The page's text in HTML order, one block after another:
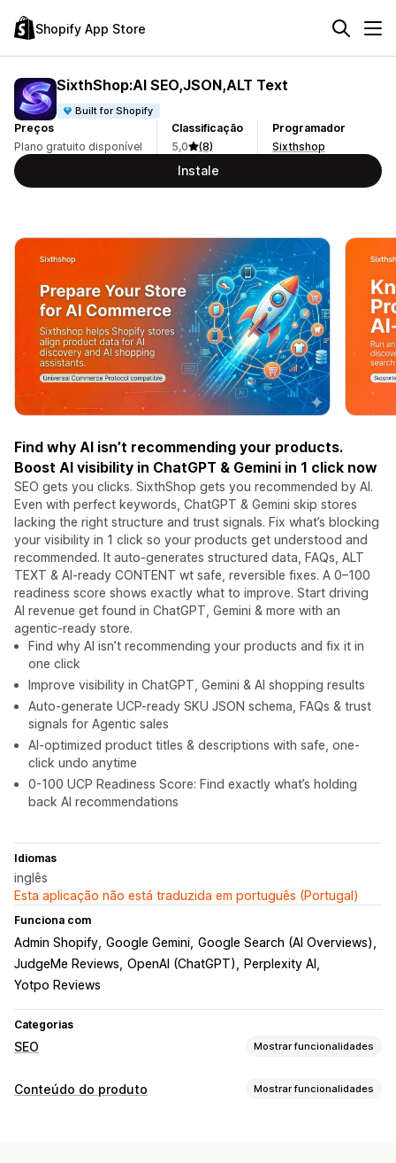
Shopify App Store
SixthShop:AI SEO,JSON,ALT Text
Built for Shopify
Preços
Plano gratuito disponível
Classificação
5,0
(8)
Programador
Sixthshop
Instale
Find why AI isn’t recommending your products.
Boost AI visibility in ChatGPT & Gemini in 1 click now
SEO gets you clicks. SixthShop gets you recommended by AI.
Even with perfect keywords, ChatGPT & Gemini skip stores
lacking the right structure and trust signals. Fix what’s blocking
your visibility in 1 click so your products get understood and
recommended. It auto-generates structured data, FAQs, ALT
TEXT & AI-ready CONTENT wt safe, reversible fixes. A 0–100
readiness score shows exactly what to improve. Start driving
AI revenue get found in ChatGPT, Gemini & more with an
agentic-ready store.
Find why AI isn’t recommending your products and fix it in
one click
Improve visibility in ChatGPT, Gemini & AI shopping results
Auto-generate UCP-ready SKU JSON schema, FAQs & trust
signals for Agentic sales
AI-optimized product titles & descriptions with safe, one-
click undo anytime
0-100 UCP Readiness Score: Find exactly what’s holding
back AI recommendations
Idiomas
inglês
Esta aplicação não está traduzida em português (Portugal)
Funciona com
Admin Shopify Google Gemini Google Search (AI Overviews)
JudgeMe Reviews OpenAI (ChatGPT)
Perplexity AI
Yotpo Reviews
Categorias
SEO Mostrar funcionalidades
Ferramentas de SEO
Conteúdo do produto Mostrar funcionalidades